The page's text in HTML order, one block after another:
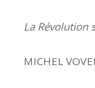
La Révolution
MICHEL